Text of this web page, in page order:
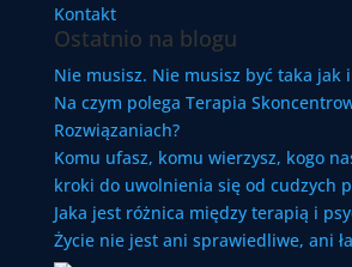
Kontakt
Ostatnio na blogu
Nie musisz. Nie musisz być taka jak
Na czym polega Terapia
Rozwiązaniach?
Komu ufasz, komu wierzysz, kogo
kroki do uwolnienia się od cudzych
Jaka jest różnica między terapią i
Życie nie jest ani sprawiedliwe, ani